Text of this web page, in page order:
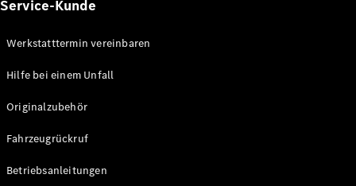
Service-Kunde
Werkstatttermin vereinbaren
Hilfe bei einem Unfall
Originalzubehör
Fahrzeugrückruf
Betriebsanleitungen